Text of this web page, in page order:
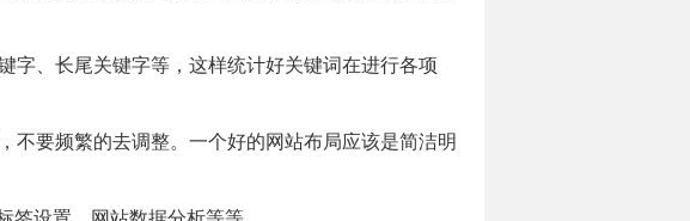
字、长尾关键字等，这样统计好关键词在进行各项
不要频繁的去调整。一个好的网站布局应该是简洁明